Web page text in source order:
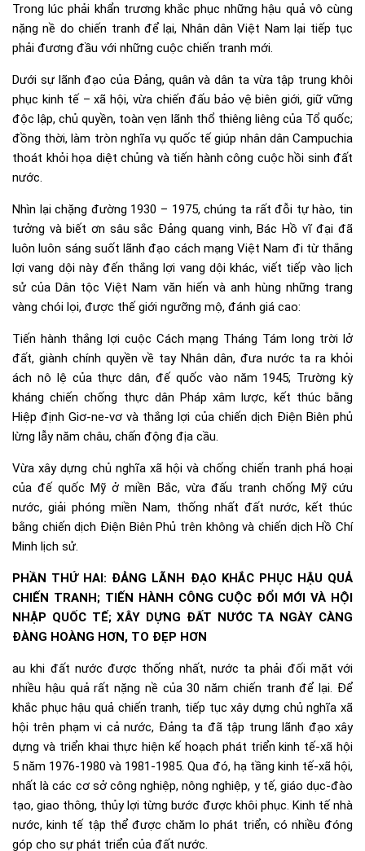
Trong lúc phải khẩn trương khắc phục những hậu quả vô cùng
nặng nề do chiến tranh để lại, Nhân dân Việt Nam lại tiếp tục
phải đương đầu với những cuộc chiến tranh mới.
Dưới sự lãnh đạo của Đảng, quân và dân ta vừa tập trung khôi
phục kinh tế – xã hội, vừa chiến đấu bảo vệ biên giới, giữ vững
độc lập, chủ quyền, toàn vẹn lãnh thổ thiêng liêng của Tổ quốc;
đồng thời, làm tròn nghĩa vụ quốc tế giúp nhân dân Campuchia
thoát khỏi họa diệt chủng và tiến hành công cuộc hồi sinh đất
nước.
Nhìn lại chặng đường 1930 – 1975, chúng ta rất đỗi tự hào, tin
tưởng và biết ơn sâu sắc Đảng quang vinh, Bác Hồ vĩ đại đã
luôn luôn sáng suốt lãnh đạo cách mạng Việt Nam đi từ thắng
lợi vang dội này đến thắng lợi vang dội khác, viết tiếp vào lịch
sử của Dân tộc Việt Nam văn hiến và anh hùng những trang
vàng chói lọi, được thế giới ngưỡng mộ, đánh giá cao:
Tiến hành thắng lợi cuộc Cách mạng Tháng Tám long trời lở
đất, giành chính quyền về tay Nhân dân, đưa nước ta ra khỏi
ách nô lệ của thực dân, đế quốc vào năm 1945; Trường kỳ
kháng chiến chống thực dân Pháp xâm lược, kết thúc bằng
Hiệp định Giơ-ne-vơ và thắng lợi của chiến dịch Điện Biên phủ
lừng lẫy năm châu, chấn động địa cầu.
Vừa xây dựng chủ nghĩa xã hội và chống chiến tranh phá hoại
của đế quốc Mỹ ở miền Bắc, vừa đấu tranh chống Mỹ cứu
nước, giải phóng miền Nam, thống nhất đất nước, kết thúc
bằng chiến dịch Điện Biên Phủ trên không và chiến dịch Hồ Chí
Minh lịch sử.
PHẦN THỨ HAI: ĐẢNG LÃNH ĐẠO KHẮC PHỤC HẬU QUẢ
CHIẾN TRANH; TIẾN HÀNH CÔNG CUỘC ĐỔI MỚI VÀ HỘI
NHẬP QUỐC TẾ; XÂY DỰNG ĐẤT NƯỚC TA NGÀY CÀNG
ĐÀNG HOÀNG HƠN, TO ĐẸP HƠN
au khi đất nước được thống nhất, nước ta phải đối mặt với
nhiều hậu quả rất nặng nề của 30 năm chiến tranh để lại. Để
khắc phục hậu quả chiến tranh, tiếp tục xây dựng chủ nghĩa xã
hội trên phạm vi cả nước, Đảng ta đã tập trung lãnh đạo xây
dựng và triển khai thực hiện kế hoạch phát triển kinh tế-xã hội
5 năm 1976-1980 và 1981-1985. Qua đó, hạ tầng kinh tế-xã hội,
nhất là các cơ sở công nghiệp, nông nghiệp, y tế, giáo dục-đào
tạo, giao thông, thủy lợi từng bước được khôi phục. Kinh tế nhà
nước, kinh tế tập thể được chăm lo phát triển, có nhiều đóng
góp cho sự phát triển của đất nước.